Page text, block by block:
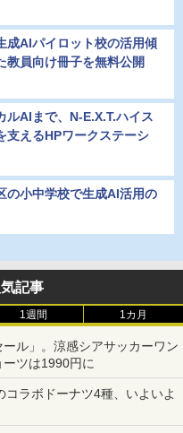
成AIパイロット校の活用傾
教員向け冊子を無料公開
ルAIまで、N-E.X.T.ハイス
支えるHPワークステーシ
の小中学校で生成AI活用の
記事
1週間 1カ月
ル」。涼感シアサッカーワン
ツは1990円に
コラボドーナツ4種、いよいよ